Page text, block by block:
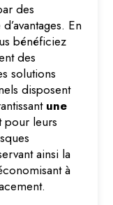
des
En
bénéficiez
des
solutions
disposent
une
pour leurs
ainsi la
à